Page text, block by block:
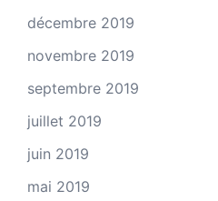
décembre 2019
novembre 2019
septembre 2019
juillet 2019
juin 2019
mai 2019